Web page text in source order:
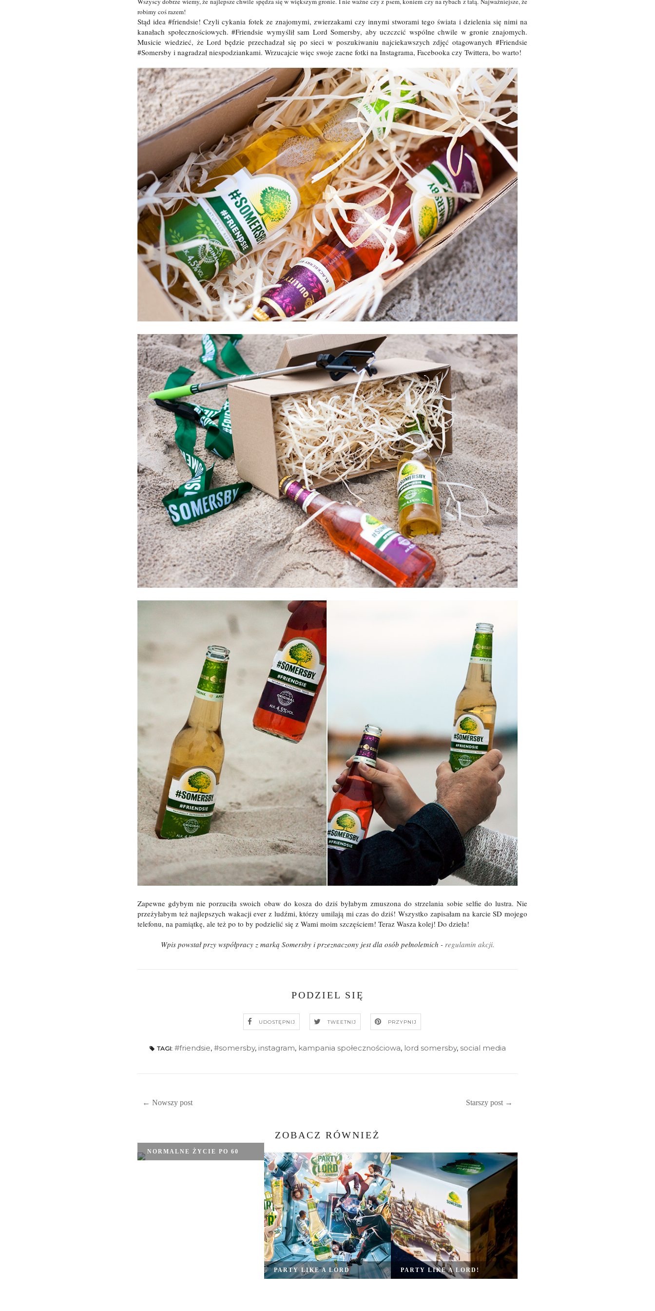
robimy coś razem!
Stąd idea #friendsie! Czyli cykania fotek ze znajomymi, zwierzakami czy innymi stworami tego świata i dzielenia się nimi na
kanałach społecznościowych. #Friendsie wymyślił sam Lord Somersby, aby uczczcić wspólne chwile w gronie znajomych.
Musicie wiedzieć, że Lord będzie przechadzał się po sieci w poszukiwaniu najciekawszych zdjęć otagowanych #Friendsie
#Somersby i nagradzał niespodziankami. Wrzucajcie więc swoje zacne fotki na Instagrama, Facebooka czy Twittera, bo warto!
Zapewne gdybym nie porzuciła swoich obaw do kosza do dziś byłabym zmuszona do strzelania sobie selfie do lustra. Nie
przeżyłabym też najlepszych wakacji ever z ludźmi, którzy umilają mi czas do dziś! Wszystko zapisałam na karcie SD mojego
telefonu, na pamiątkę, ale też po to by podzielić się z Wami moim szczęściem! Teraz Wasza kolej! Do dzieła!
Wpis powstał przy współpracy z marką Somersby i przeznaczony jest dla osób pełnoletnich - regulamin akcji.
PODZIEL SIĘ
UDOSTĘPNIJ TWEETNIJ PRZYPNIJ
TAGI: #friendsie, #somersby, instagram, kampania społecznościowa, lord somersby, social media
← Nowszy post Starszy post →
ZOBACZ RÓWNIEŻ
NORMALNE ŻYCIE PO 60
PARTY LIKE A LORD PARTY LIKE A LORD!